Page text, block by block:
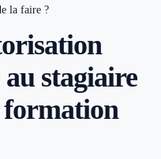
la faire ?
stagiaire
formation